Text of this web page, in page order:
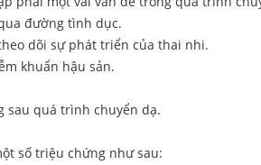
đường tình dục.
dõi sự phát triển của thai nhi.
khuẩn hậu sản.
sau quá trình chuyển dạ.
số triệu chứng như sau: